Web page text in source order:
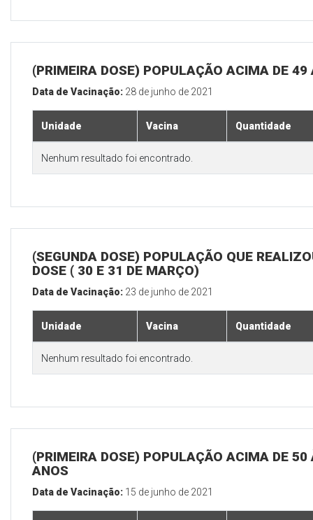
(PRIMEIRA DOSE) POPULAÇÃO ACIMA DE 49
Data de Vacinação: 28 de junho de 2021
Unidade Vacina Quantidade
Nenhum resultado foi encontrado.
(SEGUNDA DOSE) POPULAÇÃO QUE
DOSE ( 30 E 31 DE MARÇO)
Data de Vacinação: 23 de junho de 2021
Unidade Vacina Quantidade
Nenhum resultado foi encontrado.
(PRIMEIRA DOSE) POPULAÇÃO ACIMA DE 50
ANOS
Data de Vacinação: 15 de junho de 2021